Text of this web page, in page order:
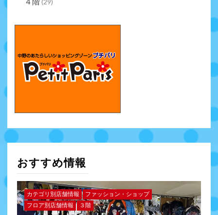
おすすめ情報
カテゴリ別店舗情報
ファッション・ショップ
フロア別店舗情報
３階